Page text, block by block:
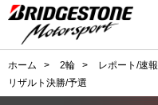
ホーム > 2輪 > レポート/速報
リザルト決勝/予選